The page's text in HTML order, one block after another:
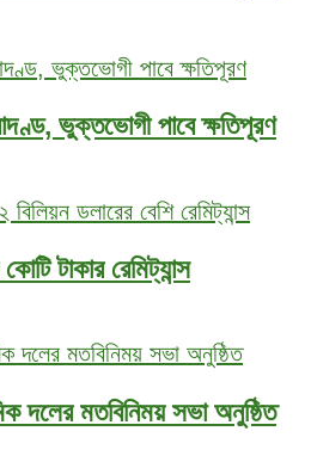
ভুক্তভোগী পাবে ক্ষতিপূরণ
টাকার রেমিট্যান্স
দলের মতবিনিময় সভা অনুষ্ঠিত